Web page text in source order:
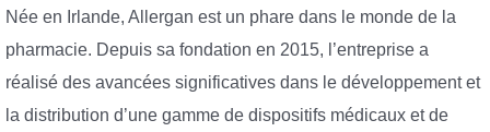
Née en Irlande, Allergan est un phare dans le monde de la
pharmacie. Depuis sa fondation en 2015, l’entreprise a
réalisé des avancées significatives dans le développement et
la distribution d’une gamme de dispositifs médicaux et de